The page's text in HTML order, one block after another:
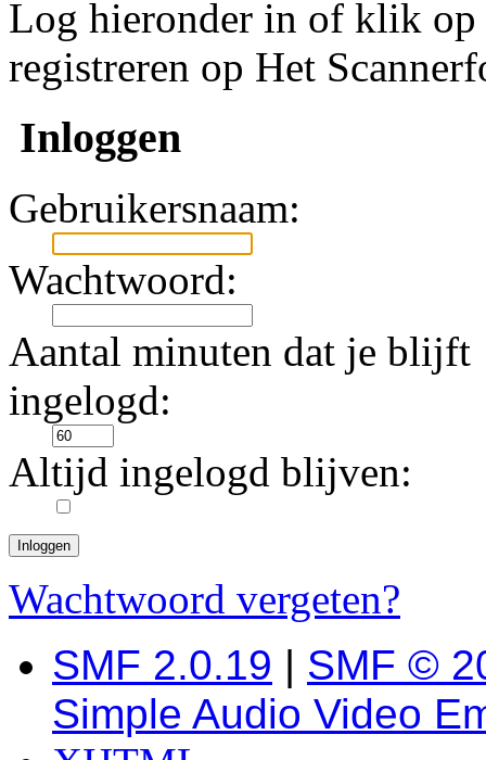
Log hieronder in of klik op
registreren op Het
Inloggen
Gebruikersnaam:
Wachtwoord:
Aantal minuten dat je blijft
ingelogd:
Altijd ingelogd blijven:
Wachtwoord vergeten?
SMF 2.0.19 | SMF ©
Simple Audio Video